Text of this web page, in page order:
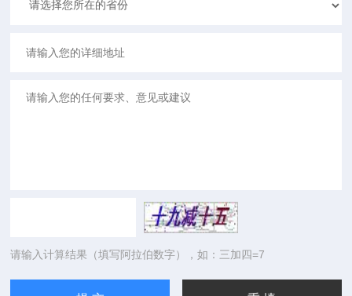
请输入计算结果（填写阿拉伯数字），如：三加四=7